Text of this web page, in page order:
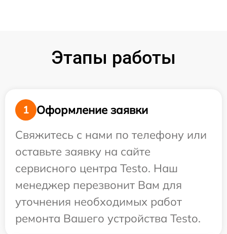
Этапы работы
1
Оформление заявки
Свяжитесь с нами по телефону или
оставьте заявку на сайте
сервисного центра Testo. Наш
менеджер перезвонит Вам для
уточнения необходимых работ
ремонта Вашего устройства Testo.